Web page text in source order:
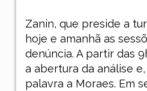
Zanin, que preside a
hoje e amanhã as
denúncia. A partir das
a abertura da análise
palavra a Moraes. Em